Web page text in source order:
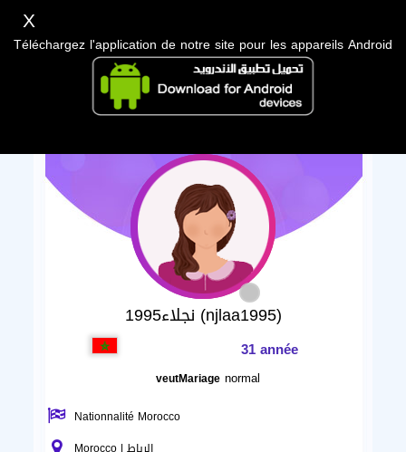
نجلاء1995 (njlaa1995)
31 année
veutMariage normal
Nationnalité Morocco
X
Téléchargez l'application de notre site pour les appareils Android